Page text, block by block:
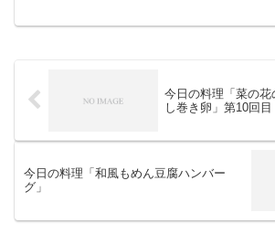
今日の料理「菜の
し巻き卵」第10回目
今日の料理「和風もめん豆腐ハンバー
グ」